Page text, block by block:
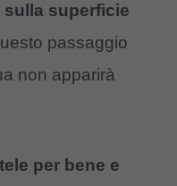
superficie
passaggio
non apparirà
per bene e